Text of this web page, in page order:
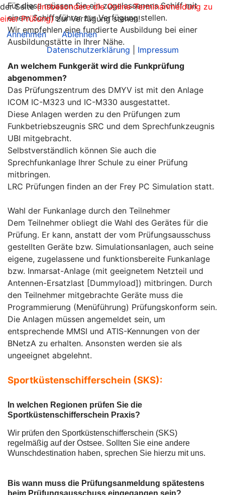
Für diese müssen Sie ein zugelassenens Schiff mit
einem Schiffsführer zur Verfügung stellen.
Wir empfehlen eine fundierte Ausbildung bei einer
Ausbildungstätte in Ihrer Nähe.
An welchem Funkgerät wird die Funkprüfung
abgenommen?
Das Prüfungszentrum des DMYV ist mit den Anlage
ICOM IC-M323 und IC-M330 ausgestattet.
Diese Anlagen werden zu den Prüfungen zum
Funkbetriebszeugnis SRC und dem Sprechfunkzeugnis
UBI mitgebracht.
Selbstverständlich können Sie auch die
Sprechfunkanlage Ihrer Schule zu einer Prüfung
mitbringen.
LRC Prüfungen finden an der Frey PC Simulation statt.
Wahl der Funkanlage durch den Teilnehmer
Dem Teilnehmer obliegt die Wahl des Gerätes für die
Prüfung. Er kann, anstatt der vom Prüfungsausschuss
gestellten Geräte bzw. Simulationsanlagen, auch seine
eigene, zugelassene und funktionsbereite Funkanlage
bzw. Inmarsat-Anlage (mit geeignetem Netzteil und
Antennen-Ersatzlast [Dummyload]) mitbringen. Durch
den Teilnehmer mitgebrachte Geräte muss die
Programmierung (Menüführung) Prüfungskonform sein.
Die Anlagen müssen angemeldet sein, um
entsprechende MMSI und ATIS-Kennungen von der
BNetzA zu erhalten. Ansonsten werden sie als
ungeeignet abgelehnt.
Sportküstenschifferschein (SKS):
In welchen Regionen prüfen Sie die
Sportküstenschifferschein Praxis?
Wir prüfen den Sportküstenschifferschein (SKS)
regelmäßig auf der Ostsee. Sollten Sie eine andere
Wunschdestination haben, sprechen Sie hierzu mit uns.
Bis wann muss die Prüfungsanmeldung spätestens
beim Prüfungsausschuss eingegangen sein?
der Seite(insbesondere die Online-Terminanmeldung zu
einer Prüfung)zur Verfügung stehen!
Annehmen
Ablehnen
Datenschutzerklärung
Impressum